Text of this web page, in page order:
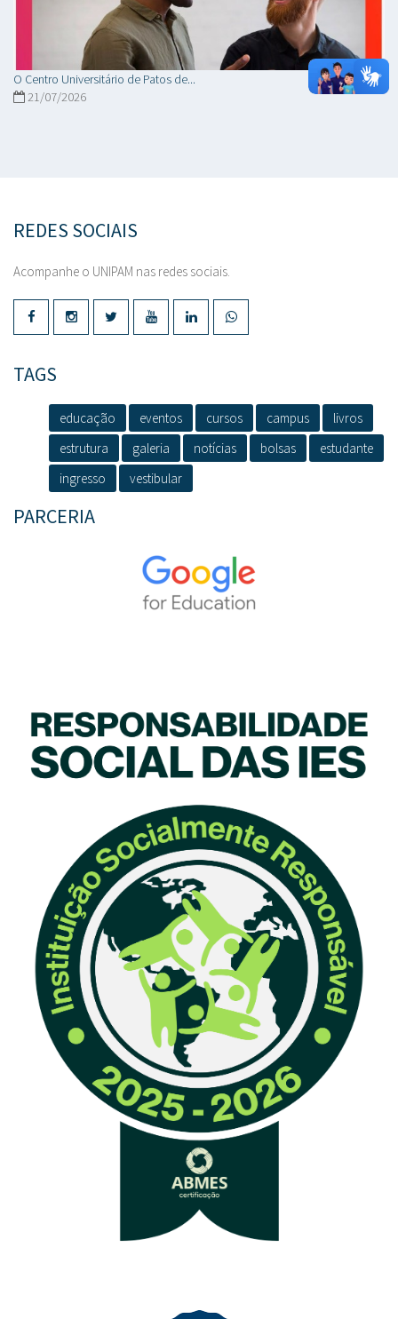
O Centro Universitário de Patos de...
21/07/2026
REDES SOCIAIS
Acompanhe o UNIPAM nas redes sociais.
TAGS
educação eventos cursos campus
livros
estrutura
galeria notícias bolsas
estudante
ingresso
vestibular
PARCERIA